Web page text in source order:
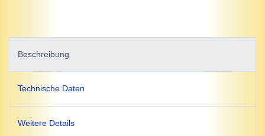
Beschreibung
Technische Daten
Weitere Details